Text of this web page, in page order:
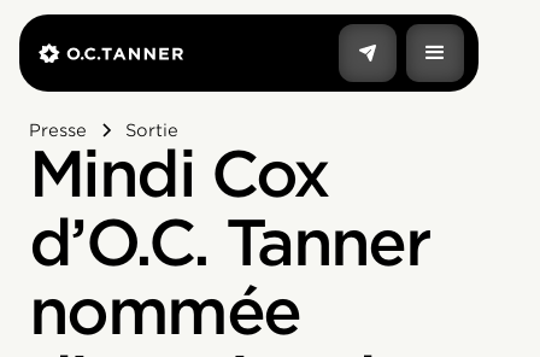
Presse Sortie
Mindi Cox
d’O.C. Tanner
nommée